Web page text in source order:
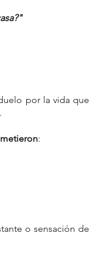
por la vida que
:
o sensación de